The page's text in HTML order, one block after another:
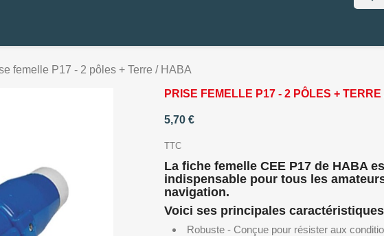
femelle P17 - 2 pôles + Terre / HABA
PRISE FEMELLE P17 - 2 PÔLES +
5,70 €
TTC
La fiche femelle CEE P17 de HABA
indispensable pour tous les
navigation.
Voici ses principales
Robuste - Conçue pour résister aux